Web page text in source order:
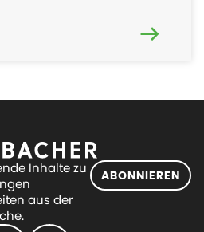
Inhalte zu
aus der
ABONNIEREN